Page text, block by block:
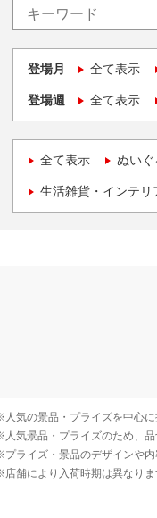
登場月 全て表示
登場週 全て表示
全て表示 ぬいぐ
生活雑貨・インテリ